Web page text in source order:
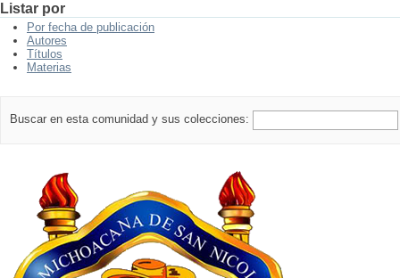
Listar por
Por fecha de publicación
Autores
Títulos
Materias
Buscar en esta comunidad y sus colecciones: